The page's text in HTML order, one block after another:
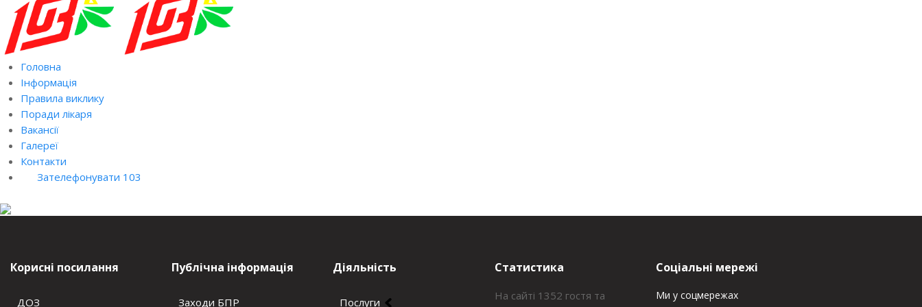
Головна
Інформація
Правила виклику
Поради лікаря
Вакансії
Галереї
Контакти
Зателефонувати 103
Корисні посилання
ДОЗ
Публічна інформація
Заходи БПР
Діяльність
Послуги
Статистика
На сайті 1352 гостя та
Соціальні мережі
Ми у соцмережах